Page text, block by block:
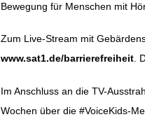
Bewegung für Menschen mit
Zum Live-Stream mit
www.sat1.de/barrierefreiheit.
Im Anschluss an die TV-
Wochen über die #VoiceKids-